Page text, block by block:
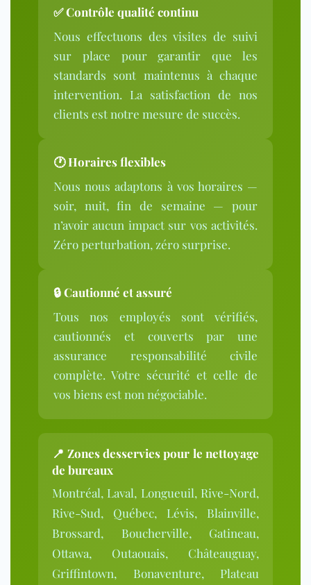
✅ Contrôle qualité continu
Nous effectuons des visites de suivi
sur place pour garantir que les
standards sont maintenus à chaque
intervention. La satisfaction de nos
clients est notre mesure de succès.
🕐 Horaires flexibles
Nous nous adaptons à vos horaires —
soir, nuit, fin de semaine — pour
n’avoir aucun impact sur vos activités.
Zéro perturbation, zéro surprise.
🔒 Cautionné et assuré
Tous nos employés sont vérifiés,
cautionnés et couverts par une
assurance responsabilité civile
complète. Votre sécurité et celle de
vos biens est non négociable.
📍 Zones desservies pour le nettoyage
de bureaux
Montréal, Laval, Longueuil, Rive-Nord,
Rive-Sud, Québec, Lévis, Blainville,
Brossard, Boucherville, Gatineau,
Ottawa, Outaouais, Châteauguay,
Griffintown, Bonaventure, Plateau